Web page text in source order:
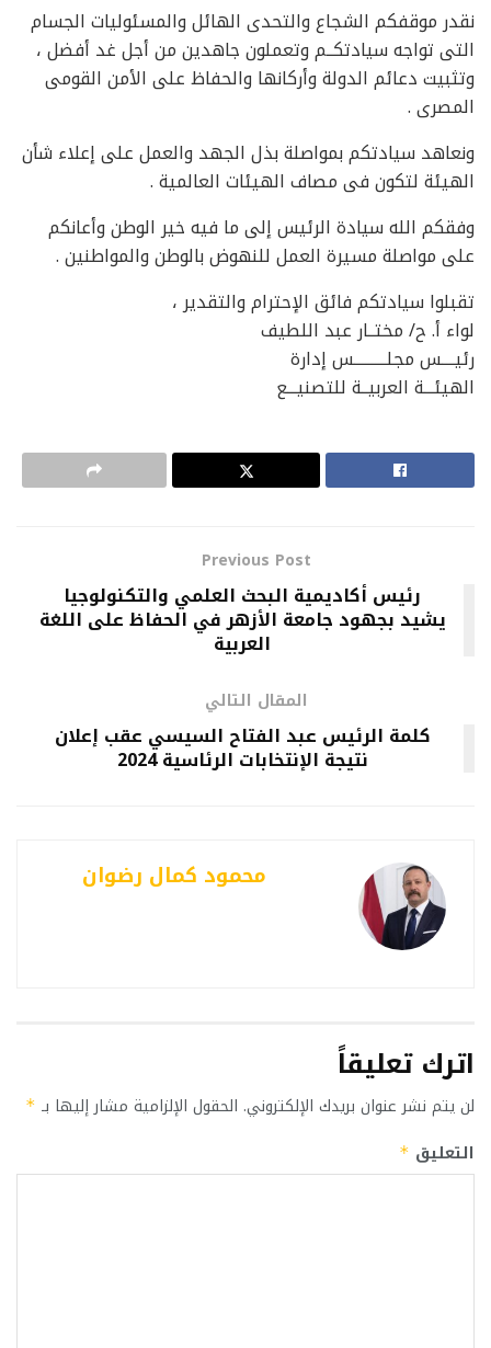
نقدر موقفكم الشجاع والتحدى الهائل والمسئوليات الجسام
التى تواجه سيادتكــم وتعملون جاهدين من أجل غد أفضل ،
وتثبيت دعائم الدولة وأركانها والحفاظ على الأمن القومى
المصرى .
ونعاهد سيادتكم بمواصلة بذل الجهد والعمل على إعلاء شأن
الهيئة لتكون فى مصاف الهيئات العالمية .
وفقكم الله سيادة الرئيس إلى ما فيه خير الوطن وأعانكم
على مواصلة مسيرة العمل للنهوض بالوطن والمواطنين .
تقبلوا سيادتكم فائق الإحترام والتقدير ،
لواء أ. ح/ مختــار عبد اللطيف
رئيــــس مجلــــــــــس إدارة
الهيئـــة العربيــة للتصنيـــع
Previous Post
رئيس أكاديمية البحث العلمي والتكنولوجيا
يشيد بجهود جامعة الأزهر في الحفاظ على اللغة
العربية
المقال التالي
كلمة الرئيس عبد الفتاح السيسي عقب إعلان
نتيجة الإنتخابات الرئاسية 2024
محمود كمال رضوان
اترك تعليقاً
لن يتم نشر عنوان بريدك الإلكتروني. الحقول الإلزامية مشار إليها بـ *
التعليق *